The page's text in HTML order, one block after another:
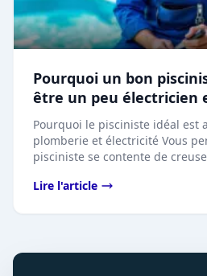
Pourquoi un bon
être un peu électricien
Pourquoi le pisciniste idéal est
plomberie et électricité Vous
pisciniste se contente de
Lire l'article